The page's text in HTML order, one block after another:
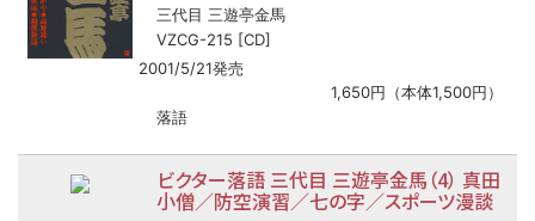
三代目 三遊亭金馬
VZCG-215 [CD]
2001/5/21発売
1,650円（本体1,500円）
落語
ビクター落語 三代目 三遊亭金馬（4） 真田
小僧／防空演習／七の字／スポーツ漫談